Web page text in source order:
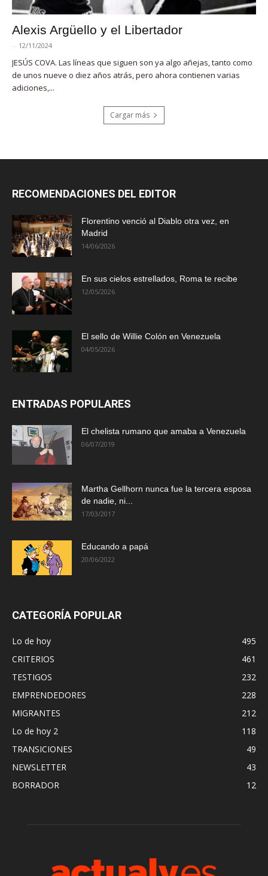
Alexis Argüello y el Libertador
- 12/11/2024
JESÚS COVA. Las líneas que siguen son ya algo añejas, tanto como
de unos nueve o diez años atrás, pero ahora contienen varias
adiciones,...
Cargar más
RECOMENDACIONES DEL EDITOR
Florentino venció al Diablo otra vez, en
Madrid
14/06/2026
En sus cielos estrellados, Roma te recibe
12/05/2026
El sello de Willie Colón en Venezuela
04/05/2026
ENTRADAS POPULARES
El chelista rumano que amaba a Venezuela
06/07/2019
Martha Gellhorn nunca fue la tercera esposa
de nadie, ni...
17/03/2017
Educando a papá
20/06/2022
CATEGORÍA POPULAR
Lo de hoy
495
CRITERIOS
461
TESTIGOS
232
EMPRENDEDORES
228
MIGRANTES
212
Lo de hoy 2
118
TRANSICIONES
49
NEWSLETTER
43
BORRADOR
12